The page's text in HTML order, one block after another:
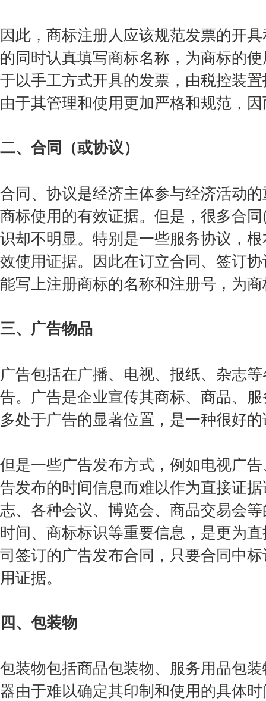
因此，商标注册人应该规范发票的开
的同时认真填写商标名称，为商标的
于以手工方式开具的发票，由税控装
由于其管理和使用更加严格和规范，
二、合同（或协议）
合同、协议是经济主体参与经济活动
商标使用的有效证据。但是，很多合
识却不明显。特别是一些服务协议，
效使用证据。因此在订立合同、签订
能写上注册商标的名称和注册号，为
三、广告物品
广告包括在广播、电视、报纸、杂志
告。广告是企业宣传其商标、商品、
多处于广告的显著位置，是一种很好
但是一些广告发布方式，例如电视广
告发布的时间信息而难以作为直接证
志、各种会议、博览会、商品交易会
时间、商标标识等重要信息，是更为
司签订的广告发布合同，只要合同中
用证据。
四、包装物
包装物包括商品包装物、服务用品包
器由于难以确定其印制和使用的具体